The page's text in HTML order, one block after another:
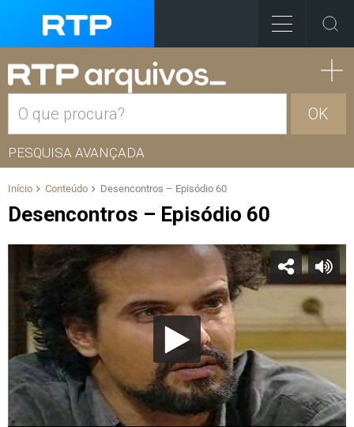
OK
PESQUISA AVANÇADA
Início Conteúdo Desencontros – Episódio 60
Desencontros – Episódio 60